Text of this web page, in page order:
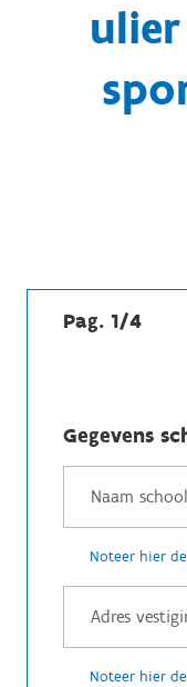
Pag. 1/4
Gegevens
Noteer hier
Noteer hier